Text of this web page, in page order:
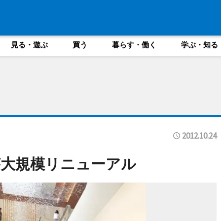
見る・遊ぶ 買う 暮らす・働く 学ぶ・知る
2012.10.24
規模リニューアル